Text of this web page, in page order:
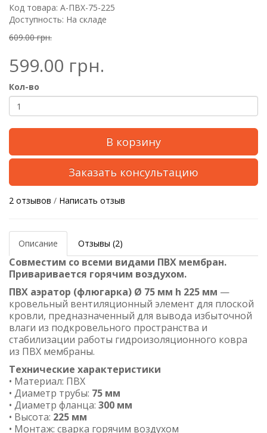
Код товара: А-ПВХ-75-225
Доступность: На складе
609.00 грн.
599.00 грн.
Кол-во
В корзину
Заказать консультацию
2 отзывов / Написать отзыв
Описание Отзывы (2)
Совместим со всеми видами ПВХ мембран.
Приваривается горячим воздухом.
ПВХ аэратор (флюгарка) Ø 75 мм h 225 мм —
кровельный вентиляционный элемент для плоской
кровли, предназначенный для вывода избыточной
влаги из подкровельного пространства и
стабилизации работы гидроизоляционного ковра
из ПВХ мембраны.
Технические характеристики
• Материал: ПВХ
• Диаметр трубы: 75 мм
• Диаметр фланца: 300 мм
• Высота: 225 мм
• Монтаж: сварка горячим воздухом